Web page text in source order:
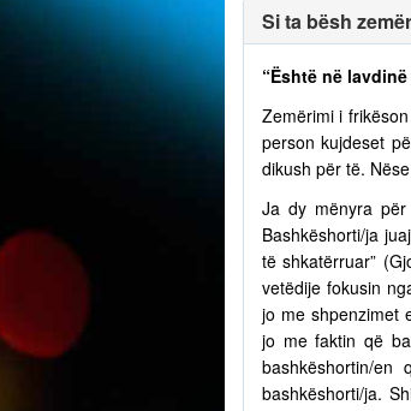
Si ta bësh
“Është në
Zemërimi i
person kujdeset
dikush për të.
Ja dy mënyra
Bashkëshorti/ja
të shkatërruar”
vetëdije fokusin
jo me shpenzimet
jo me faktin që
bashkëshortin/
bashkëshorti/ja.